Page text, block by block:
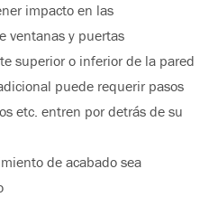
impacto en las
ventanas y puertas
superior o inferior de la pared
puede requerir pasos
etc. entren por detrás de su
de acabado sea